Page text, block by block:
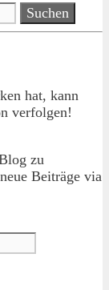
hat, kann
verfolgen!
zu
Beiträge via